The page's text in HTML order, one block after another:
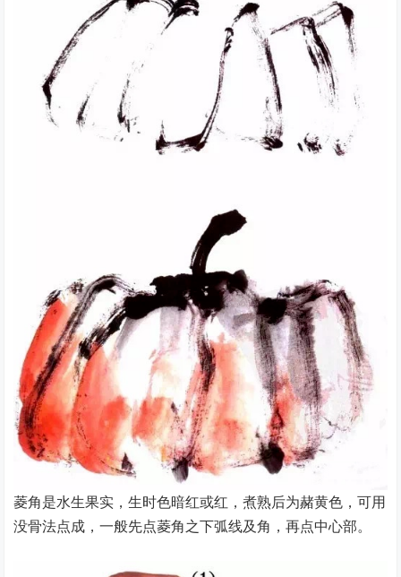
菱角是水生果实，生时色暗红或红，煮熟后为赭黄色，可用
没骨法点成，一般先点菱角之下弧线及角，再点中心部。